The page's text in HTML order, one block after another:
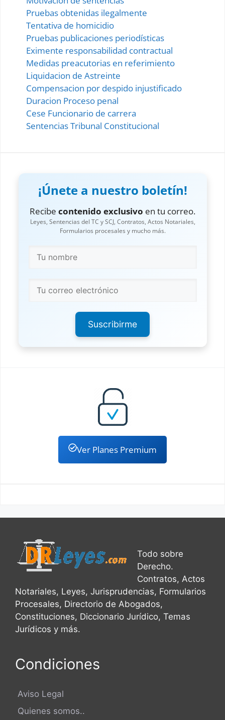
Pruebas obtenidas ilegalmente
Tentativa de homicidio
Pruebas publicaciones periodísticas
Eximente responsabilidad contractual
Medidas preacutorias en referimiento
Liquidacion de Astreinte
Compensacion por despido injustificado
Duracion Proceso penal
Cese Funcionario de carrera
Sentencias Tribunal Constitucional
¡Únete a nuestro boletín!
Recibe contenido exclusivo en tu correo.
Leyes, Sentencias del TC y SCJ, Contratos, Actos Notariales,
Formularios procesales y mucho más.
Suscribirme
Ver Planes Premium
Todo sobre
Derecho.
Contratos, Actos
Notariales, Leyes, Jurisprudencias, Formularios
Procesales, Directorio de Abogados,
Constituciones, Diccionario Jurídico, Temas
Jurídicos y más.
Condiciones
Aviso Legal
Quienes somos..